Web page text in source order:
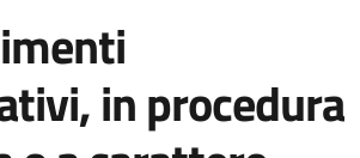
in procedura